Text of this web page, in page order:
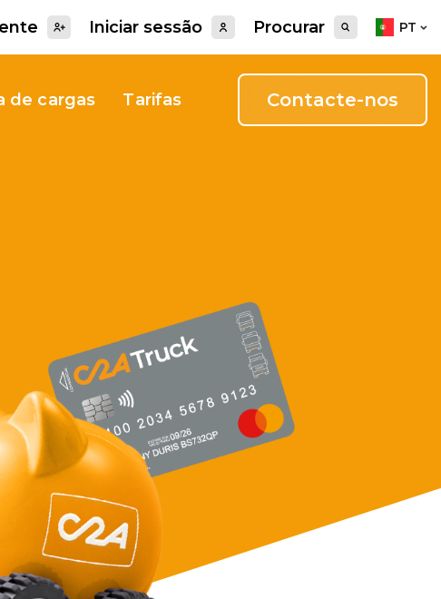
Iniciar sessão Procurar PT
de cargas Tarifas Contacte-nos